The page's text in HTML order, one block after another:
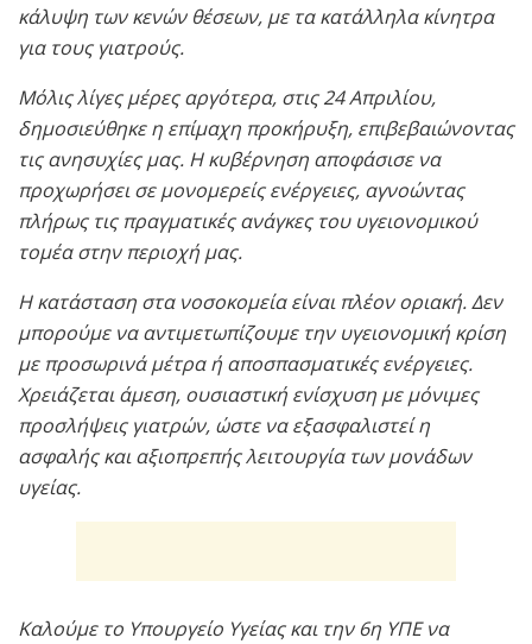
κάλυψη των κενών θέσεων, με τα κατάλληλα κίνητρα
για τους γιατρούς.
Μόλις λίγες μέρες αργότερα, στις 24 Απριλίου,
δημοσιεύθηκε η επίμαχη προκήρυξη, επιβεβαιώνοντας
τις ανησυχίες μας. Η κυβέρνηση αποφάσισε να
προχωρήσει σε μονομερείς ενέργειες, αγνοώντας
πλήρως τις πραγματικές ανάγκες του υγειονομικού
τομέα στην περιοχή μας.
Η κατάσταση στα νοσοκομεία είναι πλέον οριακή. Δεν
μπορούμε να αντιμετωπίζουμε την υγειονομική κρίση
με προσωρινά μέτρα ή αποσπασματικές ενέργειες.
Χρειάζεται άμεση, ουσιαστική ενίσχυση με μόνιμες
προσλήψεις γιατρών, ώστε να εξασφαλιστεί η
ασφαλής και αξιοπρεπής λειτουργία των μονάδων
υγείας.
Καλούμε το Υπουργείο Υγείας και την 6η ΥΠΕ να